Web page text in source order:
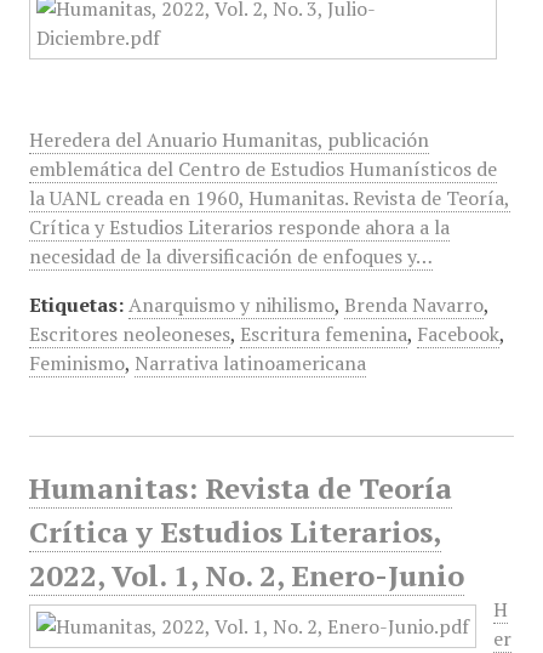
Heredera del Anuario Humanitas, publicación
emblemática del Centro de Estudios Humanísticos de
la UANL creada en 1960, Humanitas. Revista de Teoría,
Crítica y Estudios Literarios responde ahora a la
necesidad de la diversificación de enfoques y…
Etiquetas: Anarquismo y nihilismo, Brenda Navarro,
Escritores neoleoneses, Escritura femenina, Facebook,
Feminismo, Narrativa latinoamericana
Humanitas: Revista de Teoría
Crítica y Estudios Literarios,
2022, Vol. 1, No. 2, Enero-Junio
H
er